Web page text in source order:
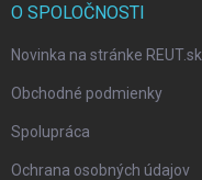
O SPOLOČNOSTI
Novinka na stránke REUT.sk
Obchodné podmienky
Spolupráca
Ochrana osobných údajov